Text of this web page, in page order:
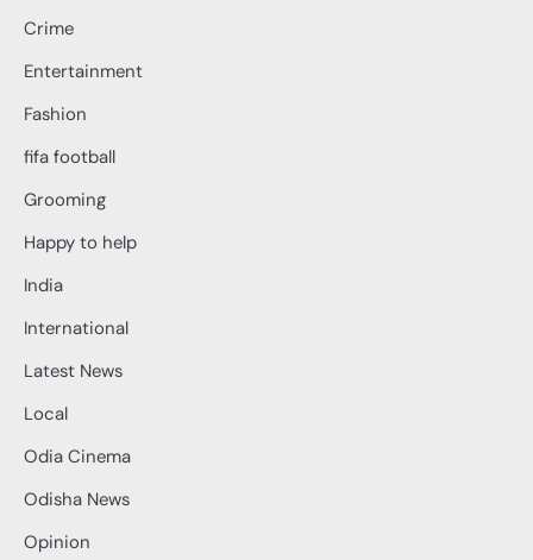
Crime
Entertainment
Fashion
fifa football
Grooming
Happy to help
India
International
Latest News
Local
Odia Cinema
Odisha News
Opinion